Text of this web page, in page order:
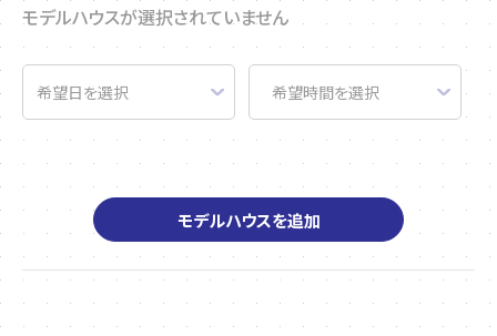
モデルハウスが選択されていません
モデルハウスを追加